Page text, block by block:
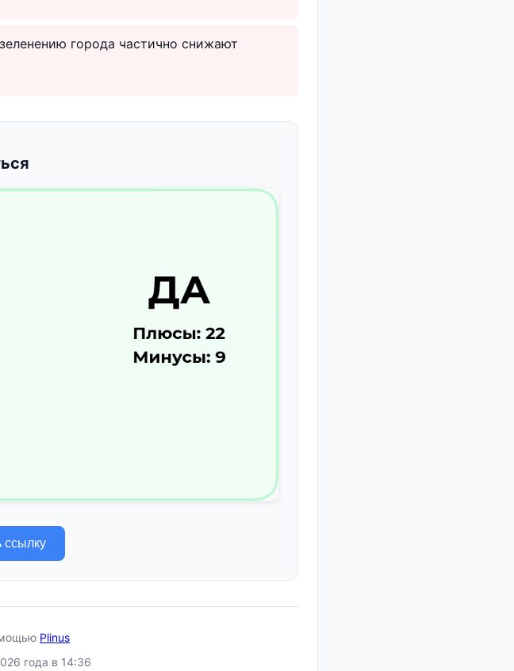
города частично снижают
ссылку
Plinus
года в 14:36